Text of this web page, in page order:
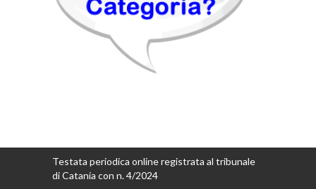
Testata periodica online registrata al tribunale
di Catania con n. 4/2024